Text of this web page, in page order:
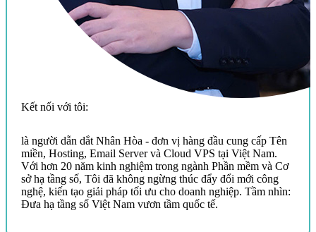
Kết nối với tôi:
là người dẫn dắt Nhân Hòa - đơn vị hàng đầu cung cấp Tên
miền, Hosting, Email Server và Cloud VPS tại Việt Nam.
Với hơn 20 năm kinh nghiệm trong ngành Phần mềm và Cơ
sở hạ tầng số, Tôi đã không ngừng thúc đẩy đổi mới công
nghệ, kiến tạo giải pháp tối ưu cho doanh nghiệp. Tầm nhìn:
Đưa hạ tầng số Việt Nam vươn tầm quốc tế.